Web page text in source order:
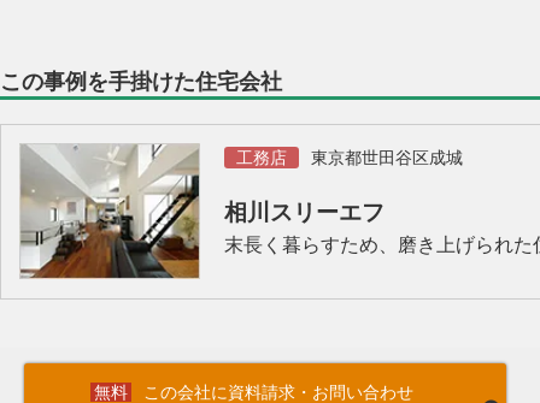
この事例を手掛けた住宅会社
工務店 東京都世田谷区成城
相川スリーエフ
末長く暮らすため、磨き上げられ
この会社に資料請求・お問い合わせ